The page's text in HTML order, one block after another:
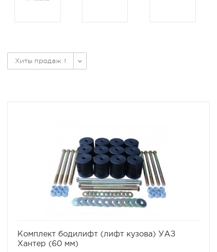
Хиты продаж ↑
Комплект бодилифт (лифт кузова) УАЗ
Хантер (60 мм)